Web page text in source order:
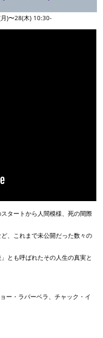
)〜28(木) 10:30-
タートから人間模様、死の間際
、これまで未公開だった数々の
とも呼ばれたその人生の真実と
ー・ラバーベラ、チャック・イ